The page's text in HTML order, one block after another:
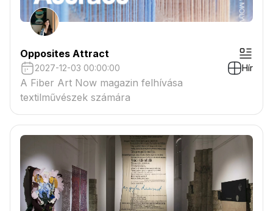
Opposites Attract
2027-12-03 00:00:00 Hír
A Fiber Art Now magazin felhívása
textilművészek számára